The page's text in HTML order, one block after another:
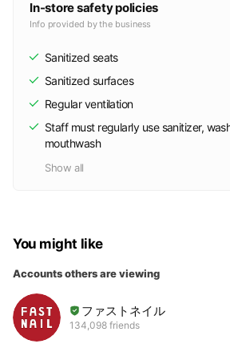
In-store safety policies
Info provided by the business
Sanitized seats
Sanitized surfaces
Regular ventilation
Staff must regularly use sanitizer,
mouthwash
Show all
You might like
Accounts others are viewing
ファストネイル
134,098 friends